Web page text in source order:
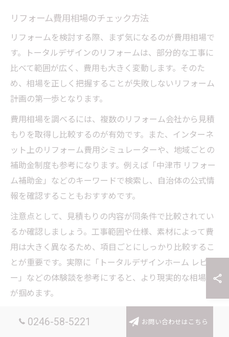
リフォーム費用相場のチェック方法
リフォームを検討する際、まず気になるのが費用相場で
す。トータルデザインのリフォームは、部分的な工事に
比べて範囲が広く、費用も大きく変動します。そのた
め、相場を正しく把握することが失敗しないリフォーム
計画の第一歩となります。
費用相場を調べるには、複数のリフォーム会社から見積
もりを取得し比較するのが有効です。また、インターネ
ット上のリフォーム費用シミュレーターや、地域ごとの
補助金制度も参考になります。例えば「中津市 リフォー
ム補助金」などのキーワードで検索し、自治体の公式情
報を確認することもおすすめです。
注意点として、見積もりの内容が同条件で比較されてい
るか確認しましょう。工事範囲や仕様、素材によって費
用は大きく異なるため、項目ごとにしっかり比較するこ
とが重要です。実際に「トータルデザインホーム レビュ
ー」などの体験談を参考にすると、より現実的な相場感
が掴めます。
トータルデザインの費用目安を解説
0246-58-5221 お問い合わせはこちら